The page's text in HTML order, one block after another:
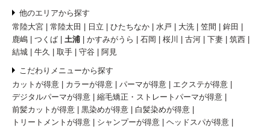
他のエリアから探す
常陸大宮
常陸太田 日立 ひたちなか 水戸 大洗 笠間
鉾田
鹿嶋
つくば 土浦 かすみがうら 石岡 桜川 古河 下妻
筑西
結城
牛久 取手 守谷 阿見
こだわりメニューから探す
カットが得意
カラーが得意 パーマが得意
エクステが得意
デジタルパーマが得意
縮毛矯正・ストレートパーマが得意
前髪カットが得意
黒染めが得意
白髪染めが得意
トリートメントが得意
シャンプーが得意
ヘッドスパが得意